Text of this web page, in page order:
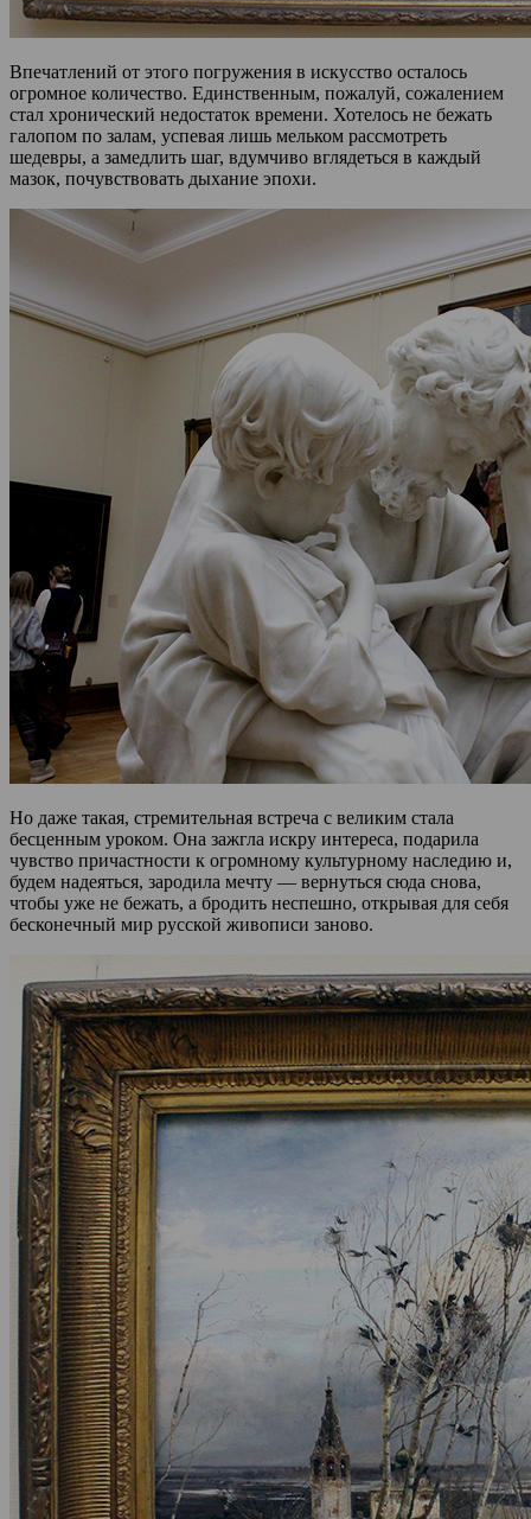
Впечатлений от этого погружения в искусство осталось
огромное количество. Единственным, пожалуй, сожалением
стал хронический недостаток времени. Хотелось не бежать
галопом по залам, успевая лишь мельком рассмотреть
шедевры, а замедлить шаг, вдумчиво вглядеться в каждый
мазок, почувствовать дыхание эпохи.
Но даже такая, стремительная встреча с великим стала
бесценным уроком. Она зажгла искру интереса, подарила
чувство причастности к огромному культурному наследию и,
будем надеяться, зародила мечту — вернуться сюда снова,
чтобы уже не бежать, а бродить неспешно, открывая для себя
бесконечный мир русской живописи заново.